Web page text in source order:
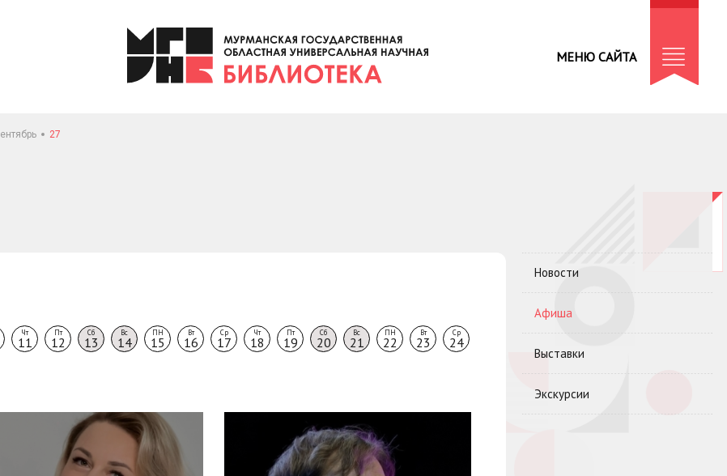
МЕНЮ САЙТА
27
Чт
11
Пт
12
Сб
13
Вс
14
ПН
15
Вт
16
Ср
17
Чт
18
Пт
19
Сб
20
Вс
21
ПН
22
Вт
23
Ср
24
Новости
Афиша
Выставки
Экскурсии